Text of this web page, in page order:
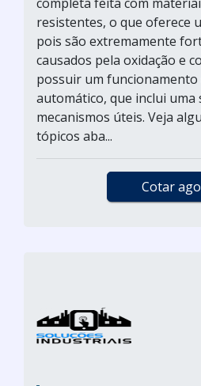
resistentes, o que oferece
pois são extremamente
causados pela oxidação e
possuir um funcionamento
automático, que inclui uma
mecanismos úteis. Veja
tópicos aba...
Cotar